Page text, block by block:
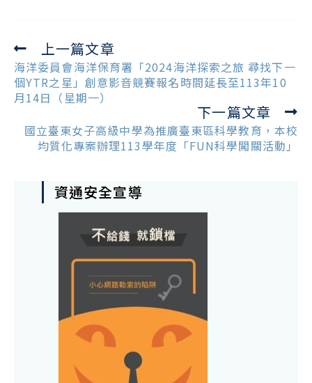
Read
more
articles
上一篇文章
海洋委員會海洋保育署「2024海洋探索之旅 尋找下一
個YTR之星」創意影音競賽報名時間延長至113年10
月14日（星期一）
下一篇文章
國立臺東女子高級中學為推廣臺東區科學教育，本校
均質化專案辦理113學年度「FUN科學闖關活動」
資通安全宣導